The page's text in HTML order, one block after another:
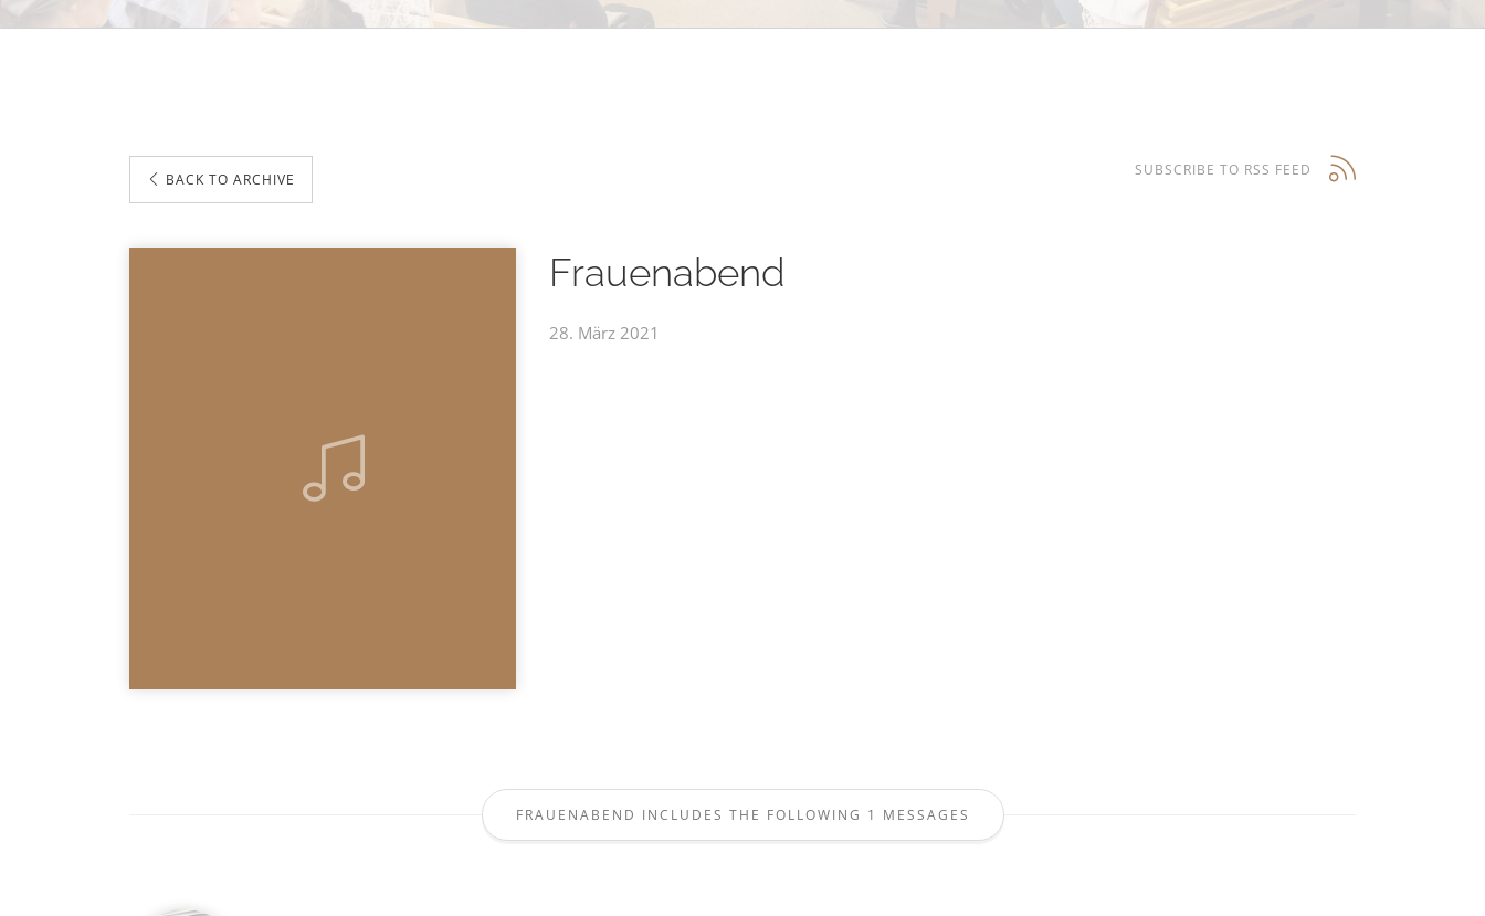
SUBSCRIBE TO RSS FEED
BACK TO ARCHIVE
Frauenabend
28. März 2021
FRAUENABEND INCLUDES THE FOLLOWING 1 MESSAGES